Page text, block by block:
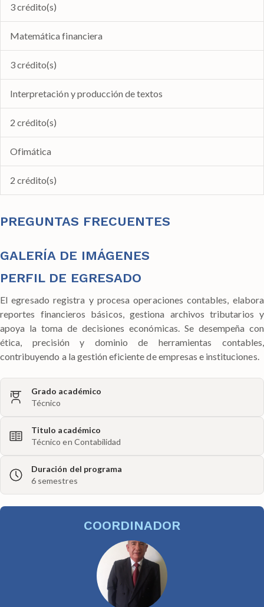
3 crédito(s)
Matemática financiera
3 crédito(s)
Interpretación y producción de textos
2 crédito(s)
Ofimática
2 crédito(s)
PREGUNTAS FRECUENTES
GALERÍA DE IMÁGENES
PERFIL DE EGRESADO
El egresado registra y procesa operaciones contables, elabora
reportes financieros básicos, gestiona archivos tributarios y
apoya la toma de decisiones económicas. Se desempeña con
ética, precisión y dominio de herramientas contables,
contribuyendo a la gestión eficiente de empresas e instituciones.
Grado académico
Técnico
Titulo académico
Técnico en Contabilidad
Duración del programa
6 semestres
COORDINADOR